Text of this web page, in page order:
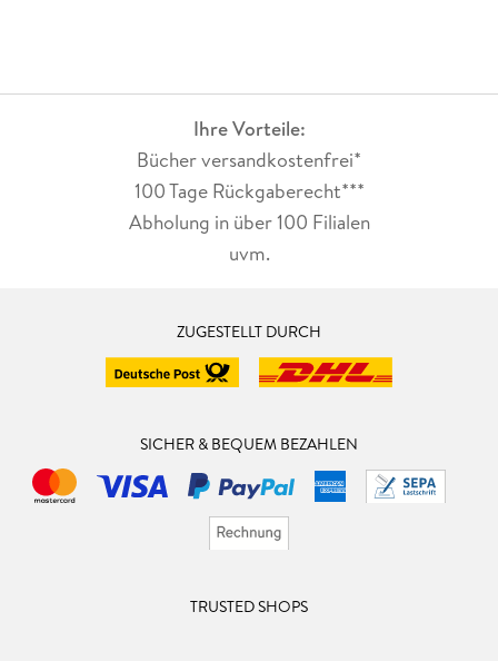
Ihre Vorteile:
Bücher versandkostenfrei*
100 Tage Rückgaberecht***
Abholung in über 100 Filialen
uvm.
ZUGESTELLT DURCH
SICHER & BEQUEM BEZAHLEN
TRUSTED SHOPS